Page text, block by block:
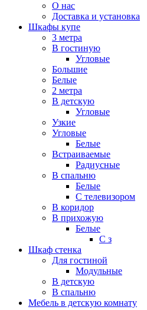
О нас
Доставка и установка
Шкафы купе
3 метра
В гостиную
Угловые
Большие
Белые
2 метра
В детскую
Угловые
Узкие
Угловые
Белые
Встраиваемые
Радиусные
В спальню
Белые
С телевизором
В коридор
В прихожую
Белые
С з
Шкаф стенка
Для гостиной
Модульные
В детскую
В спальню
Мебель в детскую комнату